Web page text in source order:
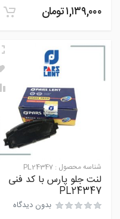
۱,۱۳۹,۰۰۰تومان
شناسه محصول : PL24347
لنت جلو پارس با کد فنی
PL24347
بدون دیدگاه